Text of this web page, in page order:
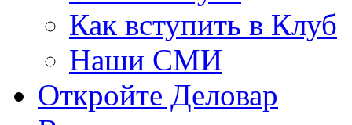
Как вступить в Клуб
Наши СМИ
Откройте Деловар